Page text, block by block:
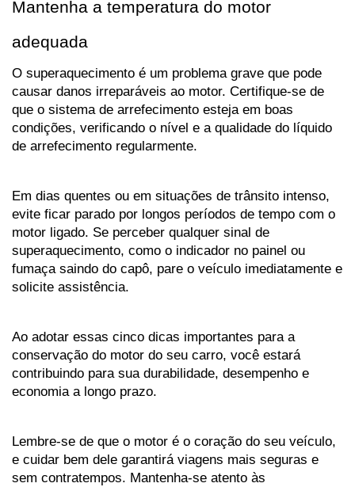
Mantenha a temperatura do motor
adequada
O superaquecimento é um problema grave que pode
causar danos irreparáveis ao motor. Certifique-se de
que o sistema de arrefecimento esteja em boas
condições, verificando o nível e a qualidade do líquido
de arrefecimento regularmente.
Em dias quentes ou em situações de trânsito intenso,
evite ficar parado por longos períodos de tempo com o
motor ligado. Se perceber qualquer sinal de
superaquecimento, como o indicador no painel ou
fumaça saindo do capô, pare o veículo imediatamente e
solicite assistência.
Ao adotar essas cinco dicas importantes para a
conservação do motor do seu carro, você estará
contribuindo para sua durabilidade, desempenho e
economia a longo prazo.
Lembre-se de que o motor é o coração do seu veículo,
e cuidar bem dele garantirá viagens mais seguras e
sem contratempos. Mantenha-se atento às